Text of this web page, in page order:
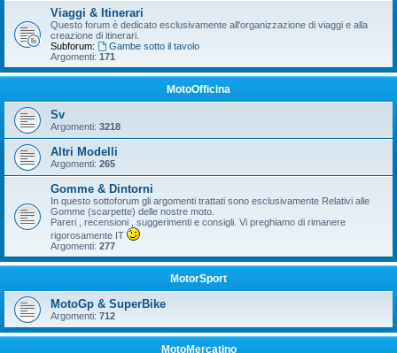
Viaggi & Itinerari
Questo forum è dedicato esclusivamente all'organizzazione di viaggi e alla
creazione di itinerari.
Subforum:
Gambe sotto il tavolo
Argomenti: 171
MotoOfficina
Sv
Argomenti: 3218
Altri Modelli
Argomenti: 265
Gomme & Dintorni
In questo sottoforum gli argomenti trattati sono esclusivamente Relativi alle
Gomme (scarpette) delle nostre moto.
Pareri , recensioni , suggerimenti e consigli. Vi preghiamo di rimanere
rigorosamente IT
Argomenti: 277
MotorSport
MotoGp & SuperBike
Argomenti: 712
MotoMercatino